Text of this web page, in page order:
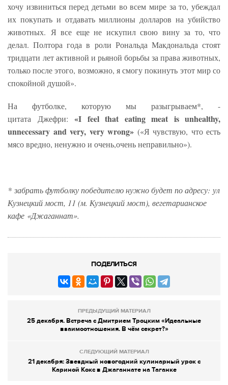
хочу извиниться перед детьми во всем мире за то, убеждал
их покупать и отдавать миллионы долларов на убийство
животных. Я все еще не искупил свою вину за то, что
делал. Полтора года в роли Рональда Макдональда стоят
тридцати лет активной и рьяной борьбы за права животных,
только после этого, возможно, я смогу покинуть этот мир со
спокойной душой».
На футболке, которую мы разыгрываем*, -
цитата Джефри: «I feel that eating meat is unhealthy,
unnecessary and very, very wrong» («Я чувствую, что есть
мясо вредно, ненужно и очень,очень неправильно»).
* забрать футболку победителю нужно будет по адресу: ул
Кузнецкий мост, 11 (м. Кузнецкий мост), вегетарианское
кафе «Джаганнат».
ПОДЕЛИТЬСЯ
ПРЕДЫДУЩИЙ МАТЕРИАЛ
25 декабря. Встреча с Дмитрием Троцким «Идеальные
взаимоотношения. В чём секрет?»
СЛЕДУЮЩИЙ МАТЕРИАЛ
21 декабря: Звездный новогодний кулинарный урок с
Кариной Кокс в Джаганнате на Таганке